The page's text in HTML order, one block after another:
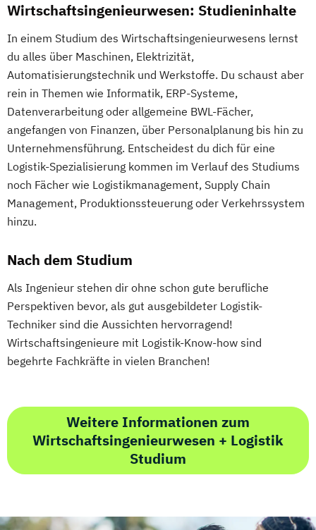
Wirtschaftsingenieurwesen: Studieninhalte
In einem Studium des Wirtschaftsingenieurwesens lernst
du alles über Maschinen, Elektrizität,
Automatisierungstechnik und Werkstoffe. Du schaust aber
rein in Themen wie Informatik, ERP-Systeme,
Datenverarbeitung oder allgemeine BWL-Fächer,
angefangen von Finanzen, über Personalplanung bis hin zu
Unternehmensführung. Entscheidest du dich für eine
Logistik-Spezialisierung kommen im Verlauf des Studiums
noch Fächer wie Logistikmanagement, Supply Chain
Management, Produktionssteuerung oder Verkehrssystem
hinzu.
Nach dem Studium
Als Ingenieur stehen dir ohne schon gute berufliche
Perspektiven bevor, als gut ausgebildeter Logistik-
Techniker sind die Aussichten hervorragend!
Wirtschaftsingenieure mit Logistik-Know-how sind
begehrte Fachkräfte in vielen Branchen!
Weitere Informationen zum
Wirtschaftsingenieurwesen + Logistik
Studium